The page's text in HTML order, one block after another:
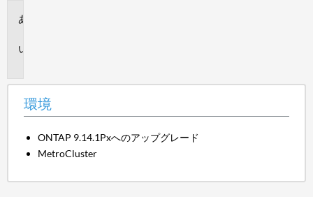
環境
ONTAP 9.14.1Pxへのアップグレード
MetroCluster